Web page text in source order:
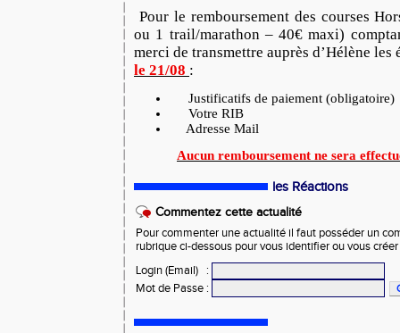
Pour le remboursement des courses
ou 1 trail/marathon – 40€ maxi)
merci de transmettre auprès d’Hélène
le 21/08 :
Justificatifs de paiement (obligatoire)
Votre RIB
Adresse Mail
Aucun remboursement ne sera
les Réactions
Commentez cette actualité
Pour commenter une actualité il faut posséder un
rubrique ci-dessous pour vous identifier ou vous
Login (Email)
:
Mot de Passe :